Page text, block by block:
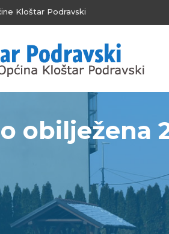
Kloštar Podravski
obilježena